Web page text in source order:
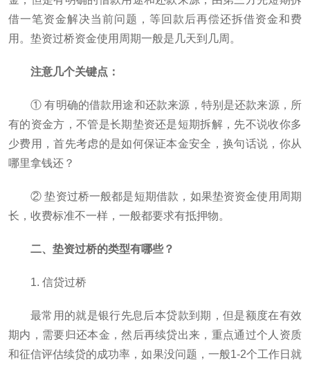
借一笔资金解决当前问题，等回款后再偿还拆借资金和费
用。垫资过桥资金使用周期一般是几天到几周。
注意几个关键点：
① 有明确的借款用途和还款来源，特别是还款来源，所
有的资金方，不管是长期垫资还是短期拆解，先不说收你多
少费用，首先考虑的是如何保证本金安全，换句话说，你从
哪里拿钱还？
② 垫资过桥一般都是短期借款，如果垫资资金使用周期
长，收费标准不一样，一般都要求有抵押物。
二、垫资过桥的类型有哪些？
1. 信贷过桥
最常用的就是银行先息后本贷款到期，但是额度在有效
期内，需要归还本金，然后再续贷出来，重点通过个人资质
和征信评估续贷的成功率，如果没问题，一般1-2个工作日就